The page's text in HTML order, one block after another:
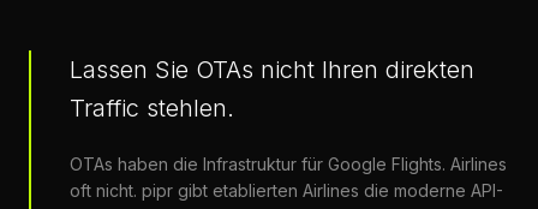
Lassen Sie OTAs nicht Ihren direkten
Traffic stehlen.
OTAs haben die Infrastruktur für Google Flights. Airlines
oft nicht. pipr gibt etablierten Airlines die moderne API-